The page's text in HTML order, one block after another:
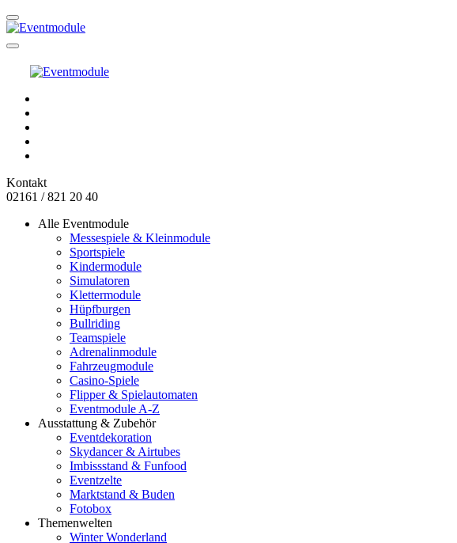
Kontakt
02161 / 821 20 40
Alle Eventmodule
Messespiele & Kleinmodule
Sportspiele
Kindermodule
Simulatoren
Klettermodule
Hüpfburgen
Bullriding
Teamspiele
Adrenalinmodule
Fahrzeugmodule
Casino-Spiele
Flipper & Spielautomaten
Eventmodule A-Z
Ausstattung & Zubehör
Eventdekoration
Skydancer & Airtubes
Imbissstand & Funfood
Eventzelte
Marktstand & Buden
Fotobox
Themenwelten
Winter Wonderland